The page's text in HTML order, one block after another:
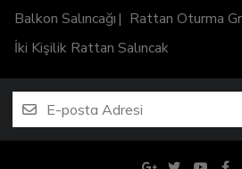
Balkon Salıncağı
Rattan Oturma
İki Kişilik Rattan Salıncak